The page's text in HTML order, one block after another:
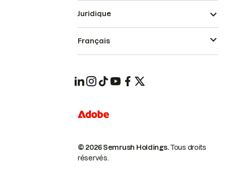
© 2026 Semrush Holdings.Tous droits
réservés.
Juridique
Français